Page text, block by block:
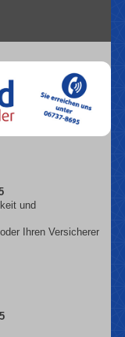
und
Ihren Versicherer